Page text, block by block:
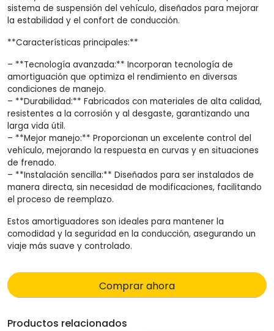
sistema de suspensión del vehículo, diseñados para mejorar
la estabilidad y el confort de conducción.
**Características principales:**
– **Tecnología avanzada:** Incorporan tecnología de
amortiguación que optimiza el rendimiento en diversas
condiciones de manejo.
– **Durabilidad:** Fabricados con materiales de alta calidad,
resistentes a la corrosión y al desgaste, garantizando una
larga vida útil.
– **Mejor manejo:** Proporcionan un excelente control del
vehículo, mejorando la respuesta en curvas y en situaciones
de frenado.
– **Instalación sencilla:** Diseñados para ser instalados de
manera directa, sin necesidad de modificaciones, facilitando
el proceso de reemplazo.
Estos amortiguadores son ideales para mantener la
comodidad y la seguridad en la conducción, asegurando un
viaje más suave y controlado.
Comprar ahora
Productos relacionados